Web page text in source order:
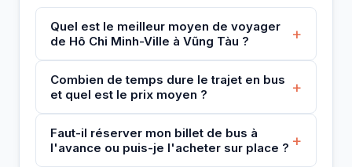
Quel est le meilleur moyen de voyager
de Hô Chi Minh-Ville à Vũng Tàu ?
+
Combien de temps dure le trajet en bus
et quel est le prix moyen ?
+
Faut-il réserver mon billet de bus à
l'avance ou puis-je l'acheter sur place ? +